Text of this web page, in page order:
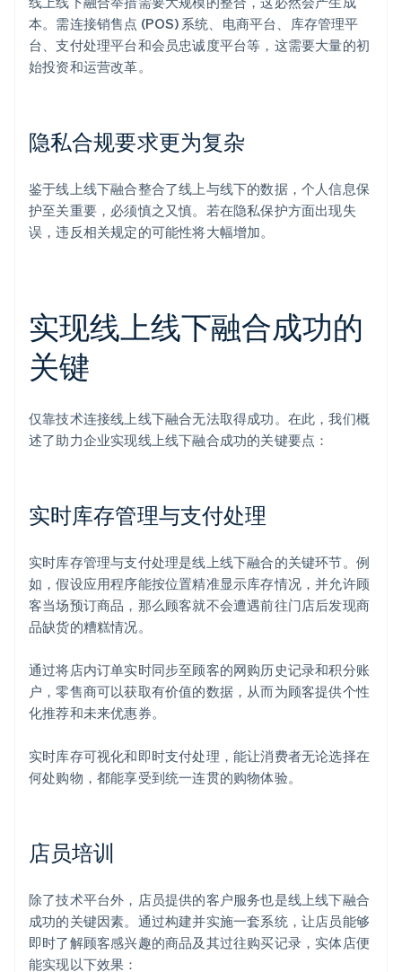
本。需连接销售点 (POS) 系统、电商平台、库存管理平
台、支付处理平台和会员忠诚度平台等，这需要大量的初
始投资和运营改革。
隐私合规要求更为复杂
鉴于线上线下融合整合了线上与线下的数据，个人信息保
护至关重要，必须慎之又慎。若在隐私保护方面出现失
误，违反相关规定的可能性将大幅增加。
实现线上线下融合成功的
关键
仅靠技术连接线上线下融合无法取得成功。在此，我们概
述了助力企业实现线上线下融合成功的关键要点：
实时库存管理与支付处理
实时库存管理与支付处理是线上线下融合的关键环节。例
如，假设应用程序能按位置精准显示库存情况，并允许顾
客当场预订商品，那么顾客就不会遭遇前往门店后发现商
品缺货的糟糕情况。
通过将店内订单实时同步至顾客的网购历史记录和积分账
户，零售商可以获取有价值的数据，从而为顾客提供个性
化推荐和未来优惠券。
实时库存可视化和即时支付处理，能让消费者无论选择在
何处购物，都能享受到统一连贯的购物体验。
店员培训
除了技术平台外，店员提供的客户服务也是线上线下融合
成功的关键因素。通过构建并实施一套系统，让店员能够
即时了解顾客感兴趣的商品及其过往购买记录，实体店便
能实现以下效果：